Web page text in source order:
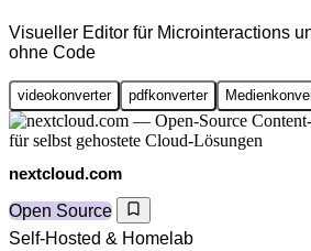
Visueller Editor für Microinteractions
ohne Code
videokonverter pdfkonverter
nextcloud.com
Open Source
Self-Hosted & Homelab